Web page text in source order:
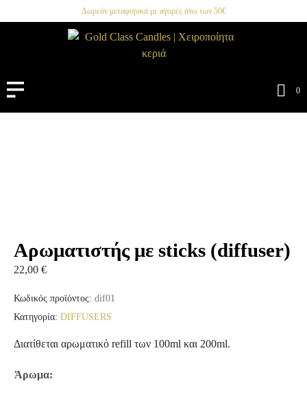
Δωρεάν μεταφορικά με αγορές άνω των 50€
0
Αρωματιστής με sticks (diffuser)
22,00 €
Κωδικός προϊόντος: dif01
Κατηγορία: DIFFUSERS
Διατίθεται αρωματικό refill των 100ml και 200ml.
Άρωμα: